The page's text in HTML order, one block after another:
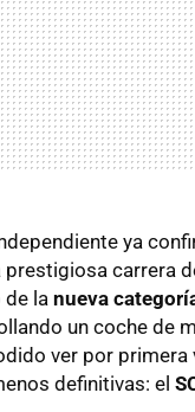
ya
prestigiosa carrera
la nueva
un coche de
ver por primera
definitivas: el